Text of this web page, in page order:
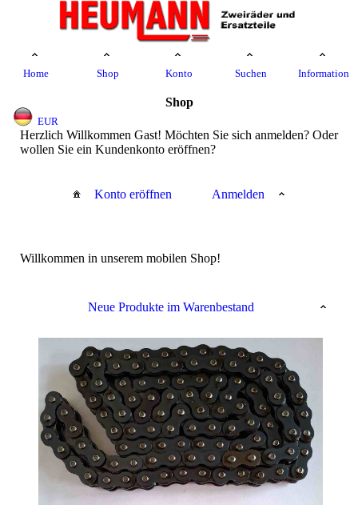
Home Shop Konto Suchen Information
EUR
Shop
Herzlich Willkommen Gast! Möchten Sie sich anmelden? Oder
wollen Sie ein Kundenkonto eröffnen?
Konto eröffnen Anmelden
Willkommen in unserem mobilen Shop!
Neue Produkte im Warenbestand